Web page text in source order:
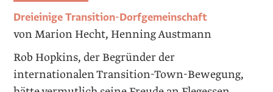
Dreieinige Transition-Dorfgemeinschaft
von Marion Hecht, Henning Austmann
Rob Hopkins, der Begründer der
internationalen Transition-Town-Bewegung,